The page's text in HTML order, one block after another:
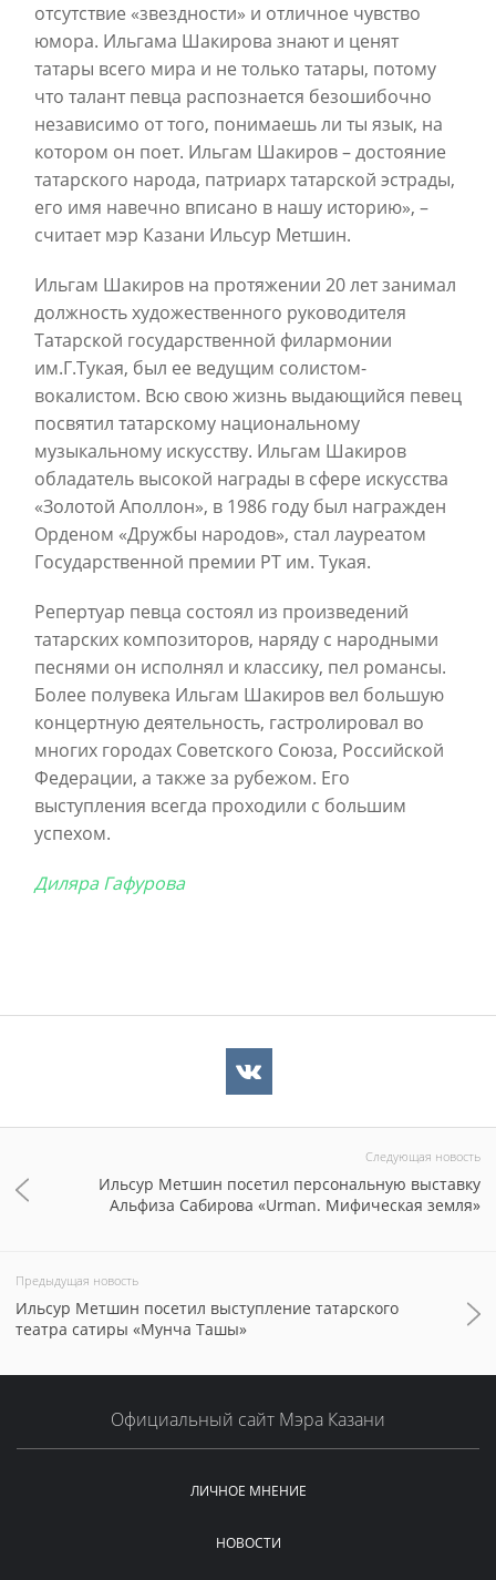
отсутствие «звездности» и отличное чувство
юмора. Ильгама Шакирова знают и ценят
татары всего мира и не только татары, потому
что талант певца распознается безошибочно
независимо от того, понимаешь ли ты язык, на
котором он поет. Ильгам Шакиров – достояние
татарского народа, патриарх татарской эстрады,
его имя навечно вписано в нашу историю», –
считает мэр Казани Ильсур Метшин.
Ильгам Шакиров на протяжении 20 лет занимал
должность художественного руководителя
Татарской государственной филармонии
им.Г.Тукая, был ее ведущим солистом-
вокалистом. Всю свою жизнь выдающийся певец
посвятил татарскому национальному
музыкальному искусству. Ильгам Шакиров
обладатель высокой награды в сфере искусства
«Золотой Аполлон», в 1986 году был награжден
Орденом «Дружбы народов», стал лауреатом
Государственной премии РТ им. Тукая.
Репертуар певца состоял из произведений
татарских композиторов, наряду с народными
песнями он исполнял и классику, пел романсы.
Более полувека Ильгам Шакиров вел большую
концертную деятельность, гастролировал во
многих городах Советского Союза, Российской
Федерации, а также за рубежом. Его
выступления всегда проходили с большим
успехом.
Диляра Гафурова
Следующая новость
Ильсур Метшин посетил персональную выставку
Альфиза Сабирова «Urman. Мифическая земля»
Предыдущая новость
Ильсур Метшин посетил выступление татарского
театра сатиры «Мунча Ташы»
Официальный сайт Мэра Казани
ЛИЧНОЕ МНЕНИЕ
НОВОСТИ